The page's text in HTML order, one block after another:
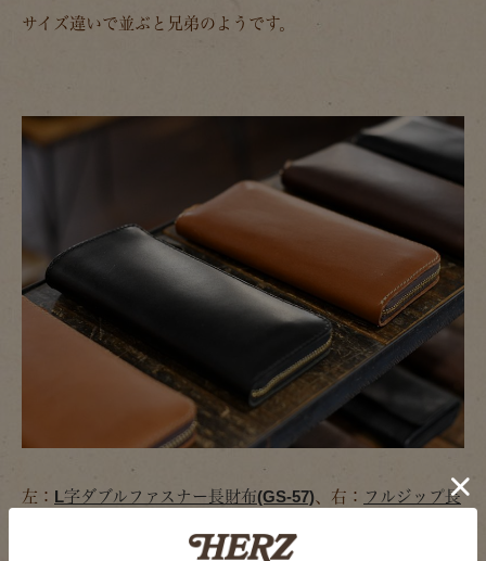
サイズ違いで並ぶと兄弟のようです。
左： L字ダブルファスナー長財布(GS-57)、右： フルジップ長